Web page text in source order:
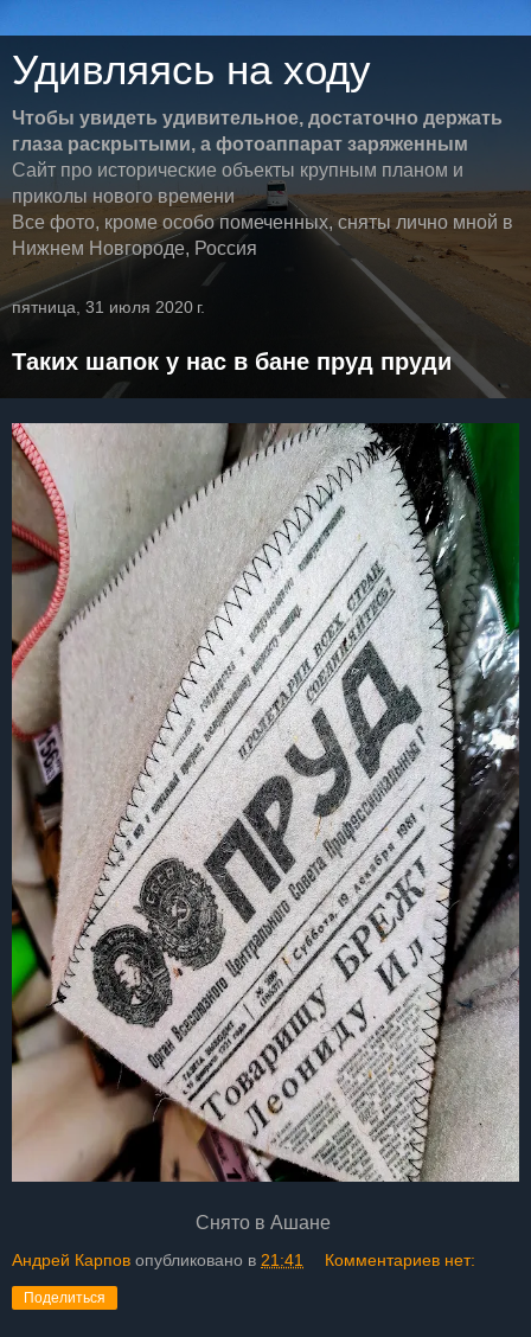
Удивляясь на ходу
Чтобы увидеть удивительное, достаточно держать
глаза раскрытыми, а фотоаппарат заряженным
Сайт про исторические объекты крупным планом и
приколы нового времени
Все фото, кроме особо помеченных, сняты лично мной в
Нижнем Новгороде, Россия
пятница, 31 июля 2020 г.
Таких шапок у нас в бане пруд пруди
Снято в Ашане
Андрей Карпов опубликовано в 21:41 Комментариев нет:
Поделиться